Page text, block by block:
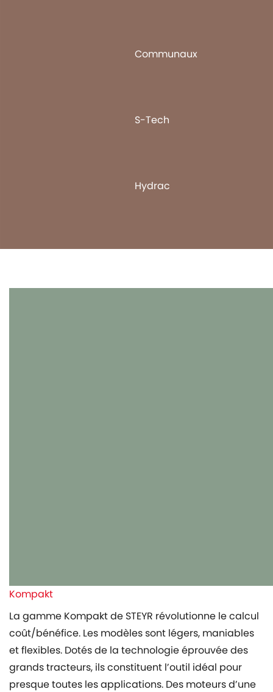
Communaux
S-Tech
Hydrac
Kompakt
La gamme Kompakt de STEYR révolutionne le calcul
coût/bénéfice. Les modèles sont légers, maniables
et flexibles. Dotés de la technologie éprouvée des
grands tracteurs, ils constituent l’outil idéal pour
presque toutes les applications. Des moteurs d’une